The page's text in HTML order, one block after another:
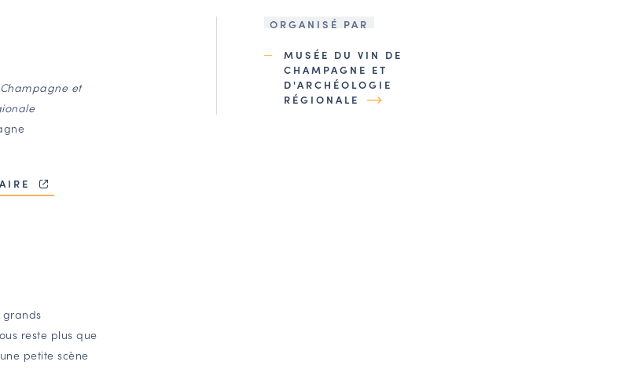
et
grands
reste plus que
petite scène
ORGANISÉ PAR
MUSÉE DU VIN DE
CHAMPAGNE ET
D'ARCHÉOLOGIE
RÉGIONALE